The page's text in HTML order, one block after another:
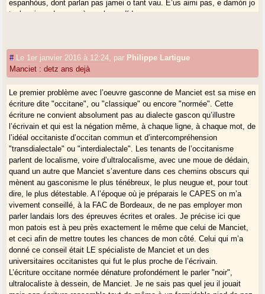
espanhòus, dont parlan pas jamei o tant vau. E’us aimi pas, e damòri jo
tanben jornadas sancèras shens díder arren. »
qui crée un halo de mystère...
A un autre moment, il congédie brutalement "lo petit hrair de la Denisa"
qui voulait l’accompagner amicalement et qui finit, de dépit, par lui jeter
C’est que le maquinaire a desmissionsà accomplir, je ne comprend
pas bien lesquelles...
Il est cependant capable d’amour. Apparemment, Denise ("la Denisa"),
sa cousine, trouve grâce à ses yeux.
Elle semble au maquinairemenacée de mariage avec un fils des
nouveaux arrivants au Barralh (desestrangèrs- de Tartas ! - qui
prennent la place de la vieille famille apparemment en perdition).
Deux chapitres plus loin, c’est apparemmentplegat, plié : « La Denisa
me digó lo nin dont atinè que seré, qu’èra de crénher, moret com lo son
pair, e pas com los d’a nòste. »
« Sii com sii, aqueth nin serà ton. » (Quoiqu’il en soit, cet enfant sera
tien.) Ah bon ? Pourquoi donc ? Dans un épisode précédent, c’est
pourtant avec Madalena qu’il avait "pecat" tout une soirée...
Bon, que’n soi arribat aquiu... dinca la seguida !
Que siatz tots hardits en 2016 !
PS2 : à la relecture de mon billet "Relecture", je trouve beaucoup de
# Le 1er janvier 2016 à 12:24 par Philippe Lartigue
Manciet : detz ans dejà
Le premier problème avec l’oeuvre gasconne de Manciet est sa mise en
écriture dite "occitane", ou "classique" ou encore "normée". Cette
écriture ne convient absolument pas au dialecte gascon qu’illustre
l’écrivain et qui est la négation même, à chaque ligne, à chaque mot, de
l’idéal occitaniste d’occitan commun et d’intercompréhension
"transdialectale" ou "interdialectale". Les tenants de l’occitanisme
parlent de localisme, voire d’ultralocalisme, avec une moue de dédain,
quand un autre que Manciet s’aventure dans ces chemins obscurs qui
mènent au gasconisme le plus ténébreux, le plus neugue et, pour tout
dire, le plus détestable. A l’époque où je préparais le CAPES on m’a
vivement conseillé, à la FAC de Bordeaux, de ne pas employer mon
parler landais lors des épreuves écrites et orales. Je précise ici que
mon patois est à peu près exactement le même que celui de Manciet,
et ceci afin de mettre toutes les chances de mon côté. Celui qui m’a
donné ce conseil était LE spécialiste de Manciet et un des
universitaires occitanistes qui fut le plus proche de l’écrivain.
L’écriture occitane normée dénature profondément le parler "noir",
ultralocaliste à dessein, de Manciet. Je ne sais pas quel jeu il jouait